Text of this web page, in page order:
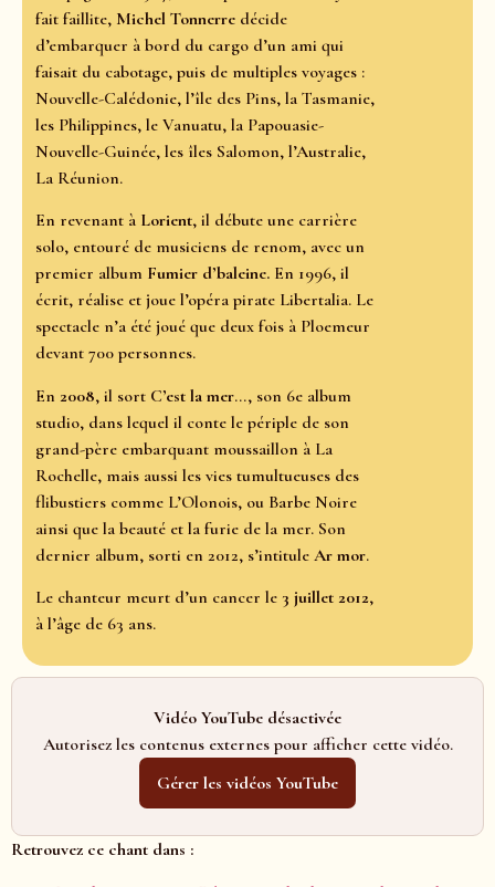
fait faillite, Michel Tonnerre décide
d’embarquer à bord du cargo d’un ami qui
faisait du cabotage, puis de multiples voyages :
Nouvelle-Calédonie, l’île des Pins, la Tasmanie,
les Philippines, le Vanuatu, la Papouasie-
Nouvelle-Guinée, les îles Salomon, l’Australie,
La Réunion.
En revenant à Lorient, il débute une carrière
solo, entouré de musiciens de renom, avec un
premier album Fumier d’baleine. En 1996, il
écrit, réalise et joue l’opéra pirate Libertalia. Le
spectacle n’a été joué que deux fois à Ploemeur
devant 700 personnes.
En 2008, il sort C’est la mer..., son 6e album
studio, dans lequel il conte le périple de son
grand-père embarquant moussaillon à La
Rochelle, mais aussi les vies tumultueuses des
flibustiers comme L’Olonois, ou Barbe Noire
ainsi que la beauté et la furie de la mer. Son
dernier album, sorti en 2012, s’intitule Ar mor.
Le chanteur meurt d’un cancer le 3 juillet 2012,
à l’âge de 63 ans.
Vidéo YouTube désactivée
Autorisez les contenus externes pour afficher cette vidéo.
Gérer les vidéos YouTube
Retrouvez ce chant dans :